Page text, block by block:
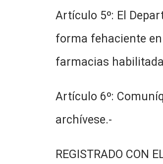
Artículo 5º: El
forma fehaciente
farmacias
Artículo 6º:
archívese.-
REGISTRADO CON